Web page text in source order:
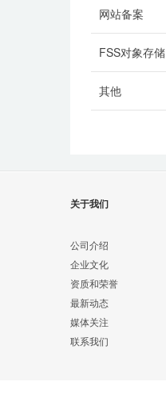
网站备案
FSS对象存储
其他
关于我们
公司介绍
企业文化
资质和荣誉
最新动态
媒体关注
联系我们